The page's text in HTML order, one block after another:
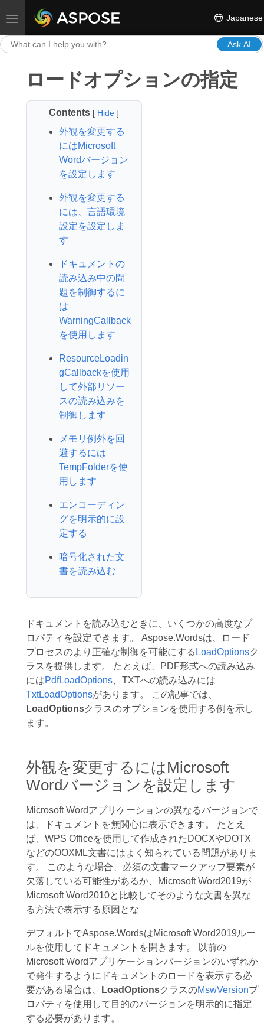
Toggle navigation Japanese
Ask AI
ロードオプションの指定
Contents [ Hide]
外観を変更する
にはMicrosoft
Wordバージョン
を設定します
外観を変更する
には、言語環境
設定を設定しま
す
ドキュメントの
読み込み中の問
題を制御するに
は
WarningCallback
を使用します
ResourceLoadin
gCallbackを使用
して外部リソー
スの読み込みを
制御します
メモリ例外を回
避するには
TempFolderを使
用します
エンコーディン
グを明示的に設
定する
暗号化された文
書を読み込む
ドキュメントを読み込むときに、いくつかの高度なプ
ロパティを設定できます。 Aspose.Wordsは、ロード
プロセスのより正確な制御を可能にする LoadOptionsク
ラスを提供します。 たとえば、PDF形式への読み込み
にはPdfLoadOptions、TXTへの読み込みには
TxtLoadOptionsがあります。 この記事では、
LoadOptionsクラスのオプションを使用する例を示し
ます。
外観を変更するにはMicrosoft
Wordバージョンを設定します
Microsoft Wordアプリケーションの異なるバージョンで
は、ドキュメントを無関心に表示できます。 たとえ
ば、WPS Officeを使用して作成されたDOCXやDOTX
などのOOXML文書にはよく知られている問題がありま
す。 このような場合、必須の文書マークアップ要素が
欠落している可能性があるか、Microsoft Word2019が
Microsoft Word2010と比較してそのような文書を異な
る方法で表示する原因とな
デフォルトでAspose.WordsはMicrosoft Word2019ルー
ルを使用してドキュメントを開きます。 以前の
Microsoft Wordアプリケーションバージョンのいずれか
で発生するようにドキュメントのロードを表示する必
要がある場合は、
LoadOptionsクラスのMswVersionプ
ロパティを使用して目的のバージョンを明示的に指定
する必要があります。